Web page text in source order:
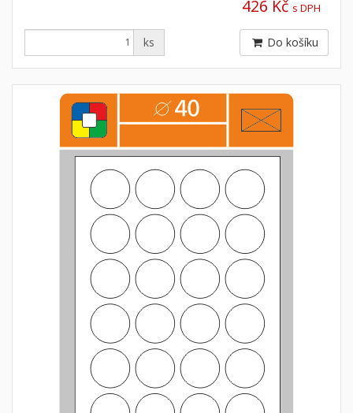
426 Kč s DPH
ks Do košíku